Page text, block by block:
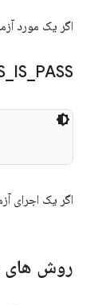
اگر یک مورد
IS PASS
اگر یک اجرای
روش های